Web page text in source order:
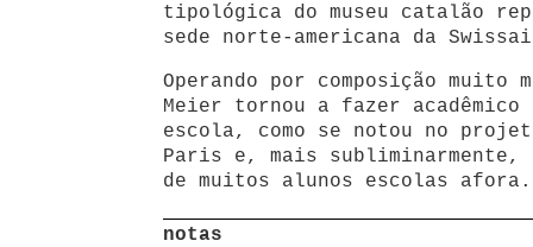
tipológica do museu catalão
sede norte-americana da
Operando por composição muito
Meier tornou a fazer acadêmico
escola, como se notou no
Paris e, mais subliminarmente,
de muitos alunos escolas afora.
notas